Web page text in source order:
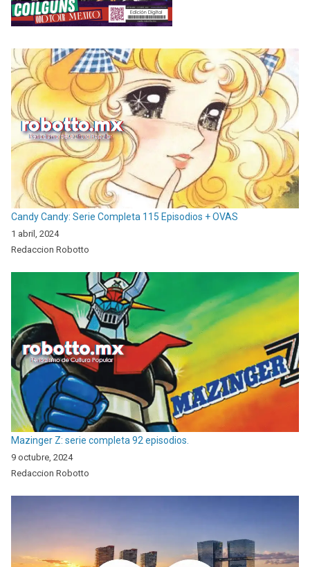
Candy Candy: Serie Completa 115 Episodios + OVAS
1 abril, 2024
Redaccion Robotto
Mazinger Z: serie completa 92 episodios.
9 octubre, 2024
Redaccion Robotto